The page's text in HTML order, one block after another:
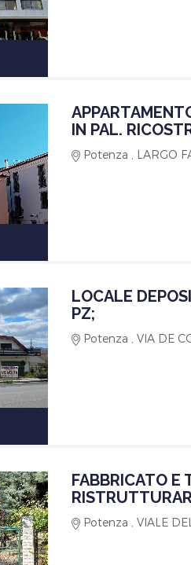
IN PAL.
Potenza , LARGO
LOCALE
PZ;
Potenza , VIA DE
FABBRICATO E
Potenza , VIALE